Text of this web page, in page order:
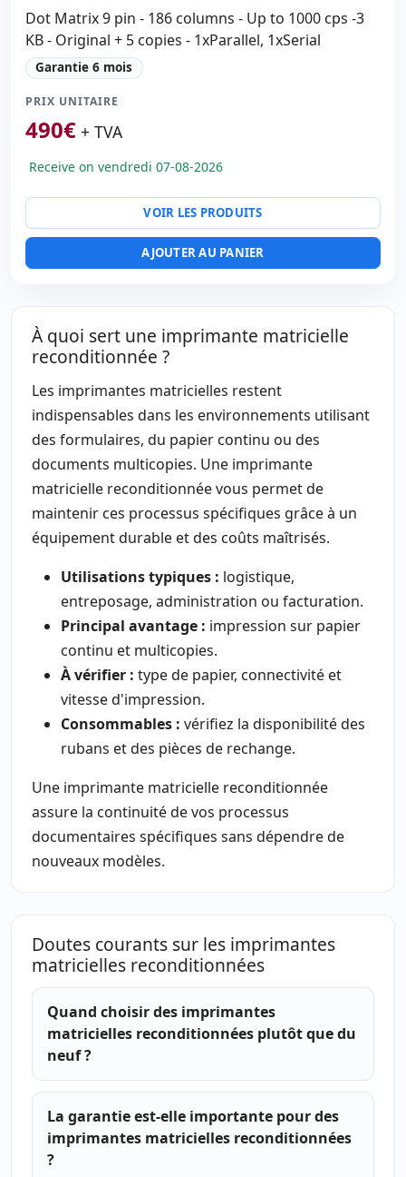
Dot Matrix 9 pin - 186 columns - Up to 1000 cps -3
KB - Original + 5 copies - 1xParallel, 1xSerial
Garantie 6 mois
PRIX UNITAIRE
490€ + TVA
Receive on vendredi 07-08-2026
VOIR LES PRODUITS
AJOUTER AU PANIER
À quoi sert une imprimante matricielle
reconditionnée ?
Les imprimantes matricielles restent
indispensables dans les environnements utilisant
des formulaires, du papier continu ou des
documents multicopies. Une imprimante
matricielle reconditionnée vous permet de
maintenir ces processus spécifiques grâce à un
équipement durable et des coûts maîtrisés.
Utilisations typiques : logistique,
entreposage, administration ou facturation.
Principal avantage : impression sur papier
continu et multicopies.
À vérifier : type de papier, connectivité et
vitesse d'impression.
Consommables : vérifiez la disponibilité des
rubans et des pièces de rechange.
Une imprimante matricielle reconditionnée
assure la continuité de vos processus
documentaires spécifiques sans dépendre de
nouveaux modèles.
Doutes courants sur les imprimantes
matricielles reconditionnées
Quand choisir des imprimantes
matricielles reconditionnées plutôt que du
neuf ?
La garantie est-elle importante pour des
imprimantes matricielles reconditionnées
?